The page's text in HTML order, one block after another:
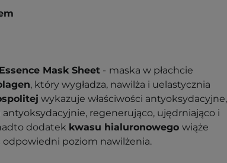
Mask Sheet - maska w płachcie
, który wygładza, nawilża i uelastycznia
wykazuje właściwości antyoksydacyjne,
antyoksydacyjnie, regenerująco, ujędrniająco i
dodatek kwasu hialuronowego wiąże
poziom nawilżenia.